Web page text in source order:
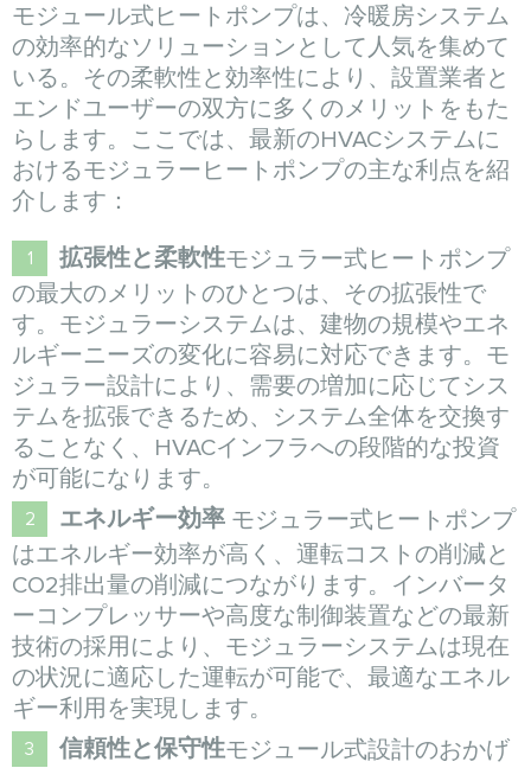
モジュール式ヒートポンプは、冷暖房システム
の効率的なソリューションとして人気を集めて
いる。その柔軟性と効率性により、設置業者と
エンドユーザーの双方に多くのメリットをもた
らします。ここでは、最新のHVACシステムに
おけるモジュラーヒートポンプの主な利点を紹
介します：
拡張性と柔軟性モジュラー式ヒートポンプ
の最大のメリットのひとつは、その拡張性で
す。モジュラーシステムは、建物の規模やエネ
ルギーニーズの変化に容易に対応できます。モ
ジュラー設計により、需要の増加に応じてシス
テムを拡張できるため、システム全体を交換す
ることなく、HVACインフラへの段階的な投資
が可能になります。
エネルギー効率 モジュラー式ヒートポンプ
はエネルギー効率が高く、運転コストの削減と
CO2排出量の削減につながります。インバータ
ーコンプレッサーや高度な制御装置などの最新
技術の採用により、モジュラーシステムは現在
の状況に適応した運転が可能で、最適なエネル
ギー利用を実現します。
信頼性と保守性モジュール式設計のおかげ